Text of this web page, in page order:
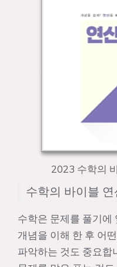
2023 수학의
수학의 바이블
수학은 문제를 풀기에
개념을 이해 한 후 어
파악하는 것도 중요합